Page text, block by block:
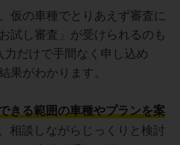
仮の車種でとりあえず審査に
試し審査」が受けられるのも
だけで手間なく申し込め
果がわかります。
きる範囲の車種やプランを案
相談しながらじっくりと検討